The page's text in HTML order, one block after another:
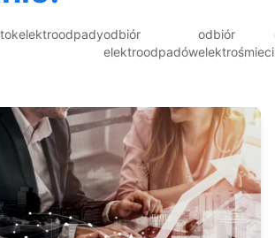
elektroodpadyodbiór
elektroodpadów
odbiór
elektrośmieci